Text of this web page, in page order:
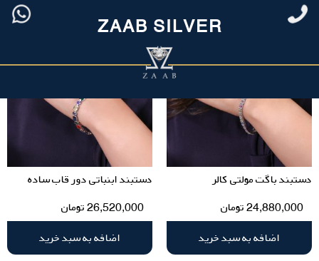
ZAAB SILVER
دستبند باگت مولتی کالر
24,880,000تومان
اضافه به سبد خرید
دستبند ابنباتی دور قاب ساده
26,520,000تومان
اضافه به سبد خرید